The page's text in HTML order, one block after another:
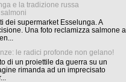
e la tradizione russa
dei supermarket Esselunga. A
Una foto reclamizza salmone a
le radici profonde non gelano!
di un proiettile da guerra su un
rimanda ad un imprecisato